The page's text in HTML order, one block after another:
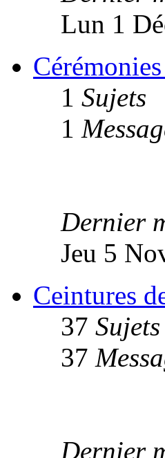
Lun 1
1 Sujets
1
Dernier
Jeu 5
Ceintures
37 Sujets
37
Dernier